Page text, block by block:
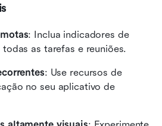
: Inclua indicadores de
as tarefas e reuniões.
: Use recursos de
no seu aplicativo de